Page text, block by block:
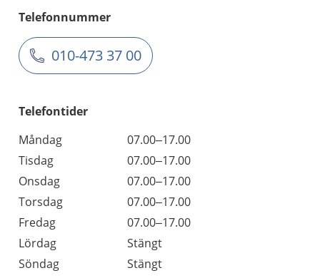
Telefonnummer
010-473 37 00
Telefontider
Måndag
07.00–17.00
Tisdag
07.00–17.00
Onsdag
07.00–17.00
Torsdag
07.00–17.00
Fredag
07.00–17.00
Lördag
Stängt
Söndag
Stängt